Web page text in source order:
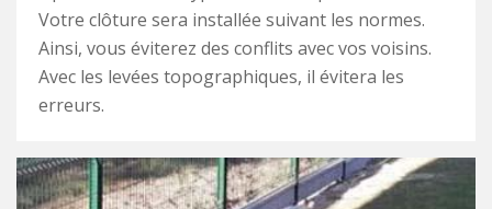
Votre clôture sera installée suivant les normes.
Ainsi, vous éviterez des conflits avec vos voisins.
Avec les levées topographiques, il évitera les
erreurs.